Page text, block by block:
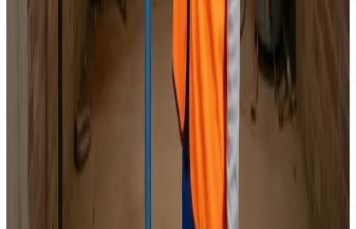
Specialister i alle mærker
70 60 30 04